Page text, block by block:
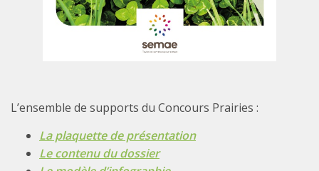
L’ensemble de supports du Concours Prairies :
La plaquette de présentation
Le contenu du dossier